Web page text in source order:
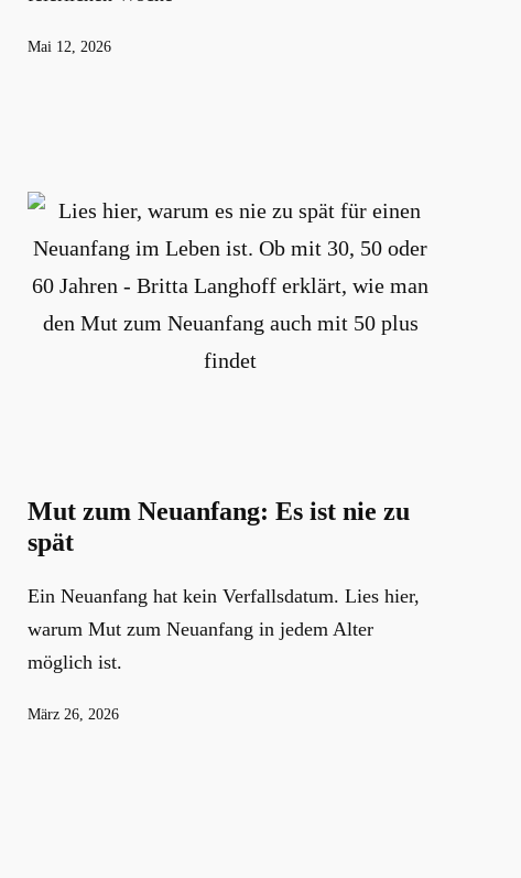
Veröffentlicht
Mai 12, 2026
Mut zum Neuanfang: Es ist nie zu
spät
Ein Neuanfang hat kein Verfallsdatum. Lies hier,
warum Mut zum Neuanfang in jedem Alter
möglich ist.
Veröffentlicht
März 26, 2026